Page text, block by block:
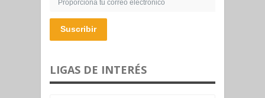
Suscribir
LIGAS DE INTERÉS